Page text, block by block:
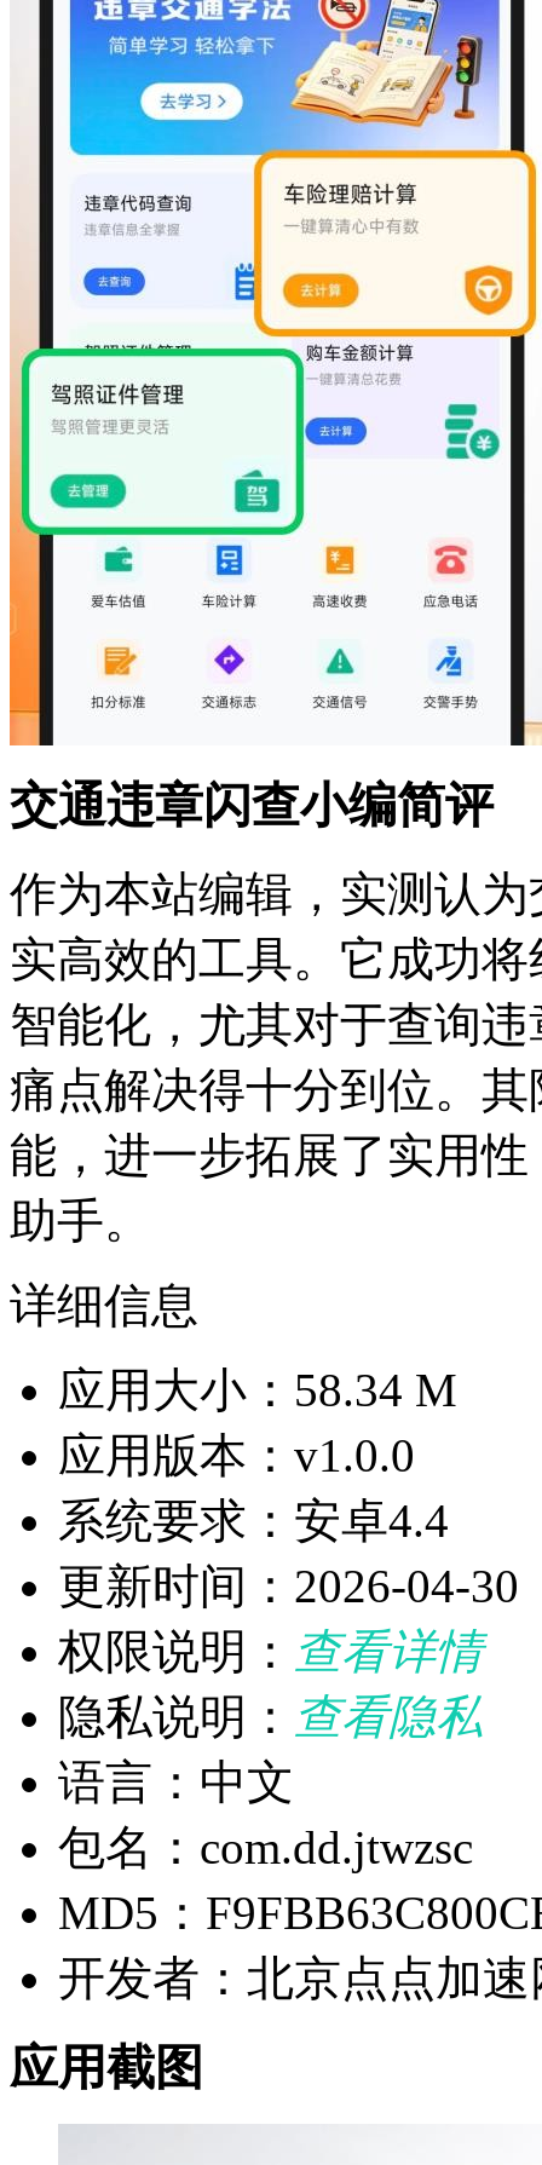
交通违章闪查小编简评
作为本站编辑，实测认
实高效的工具。它成功
智能化，尤其对于查询
痛点解决得十分到位。
能，进一步拓展了实用
助手。
详细信息
应用大小：58.34 M
应用版本：v1.0.0
系统要求：安卓4.4
更新时间：2026-04-30
权限说明： 查看详情
隐私说明： 查看隐私
语言：中文
包名：com.dd.jtwzsc
MD5：
开发者：北京点点加
应用截图